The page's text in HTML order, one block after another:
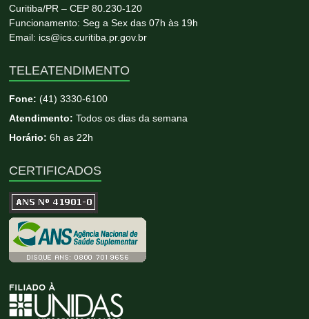
Curitiba/PR – CEP 80.230-120
Funcionamento: Seg a Sex das 07h às 19h
Email: ics@ics.curitiba.pr.gov.br
TELEATENDIMENTO
Fone:(41) 3330-6100
Atendimento: Todos os dias da semana
Horário: 6h as 22h
CERTIFICADOS